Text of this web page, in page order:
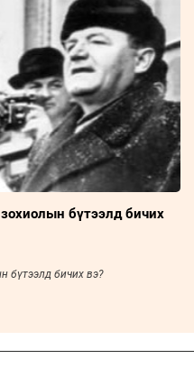
бүтээлд бичих
бүтээлд бичих вэ?